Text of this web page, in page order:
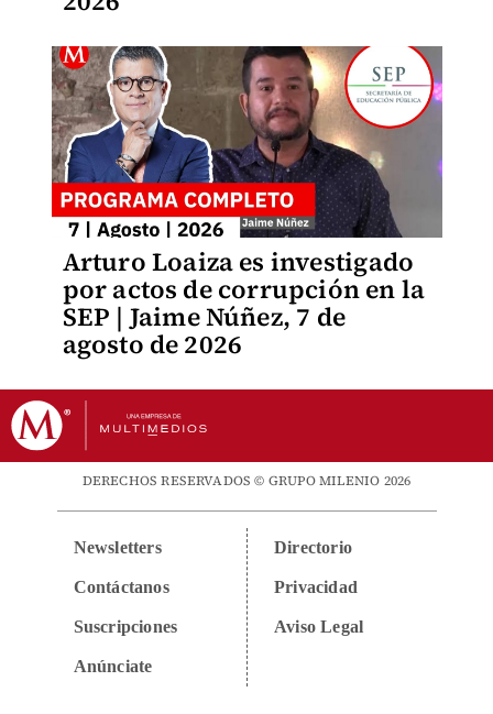
Arturo Loaiza es investigado
por actos de corrupción en la
SEP | Jaime Núñez, 7 de
agosto de 2026
DERECHOS RESERVADOS © GRUPO MILENIO 2026
Newsletters
Contáctanos
Suscripciones
Anúnciate
Directorio
Privacidad
Aviso Legal